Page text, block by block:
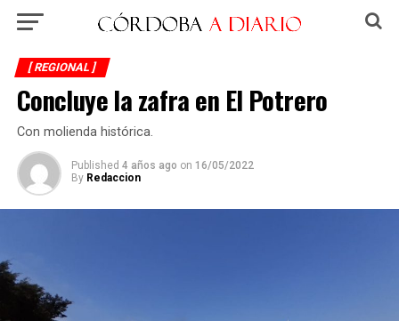
[ REGIONAL ]
Concluye la zafra en El Potrero
Con molienda histórica.
Published 4 años ago on 16/05/2022
By Redaccion